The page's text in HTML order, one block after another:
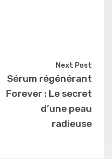
Next Post
Sérum régénérant
Forever : Le secret
d’une peau
radieuse